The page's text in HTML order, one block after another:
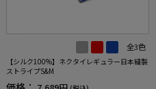
全3色
【シルク100%】ネクタイレギュラー日本縫製
ストライプS&M